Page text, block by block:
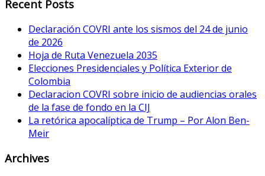
Recent Posts
Declaración COVRI ante los sismos del 24 de junio
de 2026
Hoja de Ruta Venezuela 2035
Elecciones Presidenciales y Política Exterior de
Colombia
Declaracion COVRI sobre inicio de audiencias orales
de la fase de fondo en la CIJ
La retórica apocalíptica de Trump – Por Alon Ben-
Meir
Archives